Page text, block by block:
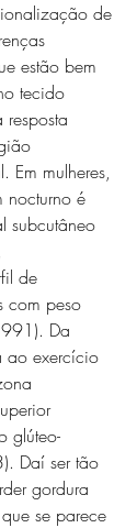
de
estão bem
tecido
resposta
Em mulheres,
nocturno é
subcutâneo
de
com peso
Da
ao exercício
glúteo-
Daí ser tão
gordura
se parece